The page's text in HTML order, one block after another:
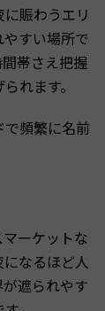
賑わうエリ
すい場所で
帯さえ把握
れます。
頻繁に名前
ーケットな
なるほど人
遮られやす